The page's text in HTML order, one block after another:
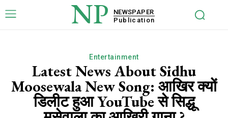
NP
NEWSPAPER
Publication
Entertainment
Latest News About Sidhu
Moosewala New Song: आखिर क्यों
डिलीट हुआ YouTube से सिद्धू